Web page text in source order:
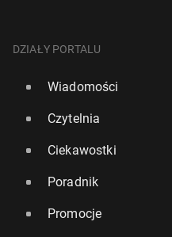
DZIAŁY PORTALU
Wiadomości
Czytelnia
Ciekawostki
Poradnik
Promocje